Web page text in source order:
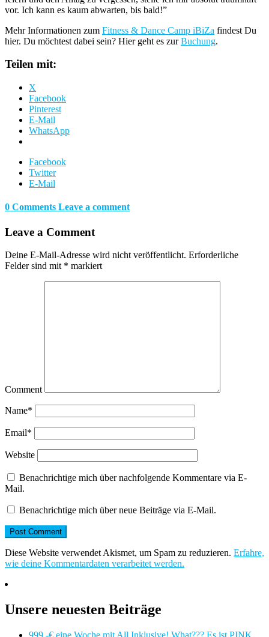
vor. Ich kann es kaum abwarten, bis bald!”
Mehr Informationen zum Fitness & Dance Camp iBiZa findest Du
hier. Du möchtest dabei sein? Hier geht es zurBuchung.
Teilen mit:
X
Facebook
Pinterest
E-Mail
WhatsApp
Facebook
Twitter
E-Mail
0 Comments Leave a comment
Leave a Comment
Deine E-Mail-Adresse wird nicht veröffentlicht. Erforderliche
Felder sind mit * markiert
Comment
Name*
Email*
Website
Benachrichtige mich über nachfolgende Kommentare via E-
Mail.
Benachrichtige mich über neue Beiträge via E-Mail.
Diese Website verwendet Akismet, um Spam zu reduzieren. Erfahre,
wie deine Kommentardaten verarbeitet werden.
Unsere neuesten Beiträge